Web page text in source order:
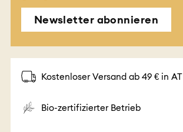
Newsletter abonnieren
Kostenloser Versand ab 49 € in AT
Bio-zertifizierter Betrieb